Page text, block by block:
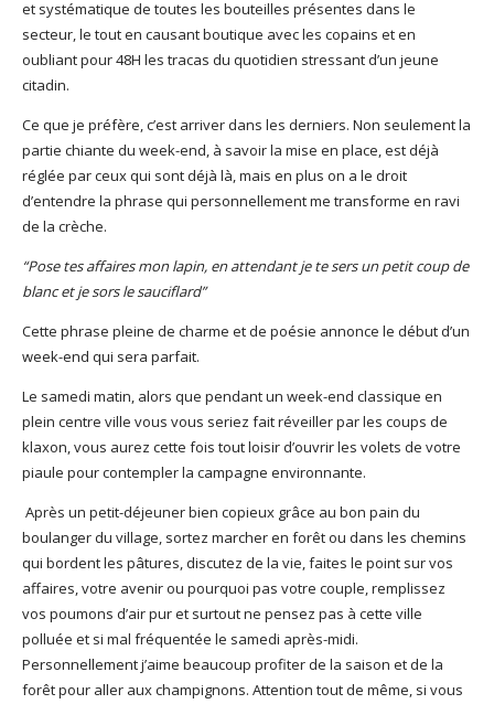
et systématique de toutes les bouteilles présentes dans le
secteur, le tout en causant boutique avec les copains et en
oubliant pour 48H les tracas du quotidien stressant d’un jeune
citadin.
Ce que je préfère, c’est arriver dans les derniers. Non seulement la
partie chiante du week-end, à savoir la mise en place, est déjà
réglée par ceux qui sont déjà là, mais en plus on a le droit
d’entendre la phrase qui personnellement me transforme en ravi
de la crèche.
“Pose tes affaires mon lapin, en attendant je te sers un petit coup de
blanc et je sors le sauciflard”
Cette phrase pleine de charme et de poésie annonce le début d’un
week-end qui sera parfait.
Le samedi matin, alors que pendant un week-end classique en
plein centre ville vous vous seriez fait réveiller par les coups de
klaxon, vous aurez cette fois tout loisir d’ouvrir les volets de votre
piaule pour contempler la campagne environnante.
Après un petit-déjeuner bien copieux grâce au bon pain du
boulanger du village, sortez marcher en forêt ou dans les chemins
qui bordent les pâtures, discutez de la vie, faites le point sur vos
affaires, votre avenir ou pourquoi pas votre couple, remplissez
vos poumons d’air pur et surtout ne pensez pas à cette ville
polluée et si mal fréquentée le samedi après-midi.
Personnellement j’aime beaucoup profiter de la saison et de la
forêt pour aller aux champignons. Attention tout de même, si vous